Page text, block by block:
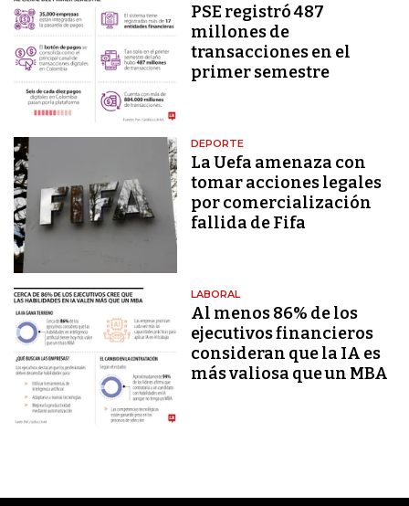
PSE registró 487
millones de
transacciones en el
primer semestre
DEPORTE
La Uefa amenaza con
tomar acciones legales
por comercialización
fallida de Fifa
LABORAL
Al menos 86% de los
ejecutivos financieros
consideran que la IA es
más valiosa que un MBA